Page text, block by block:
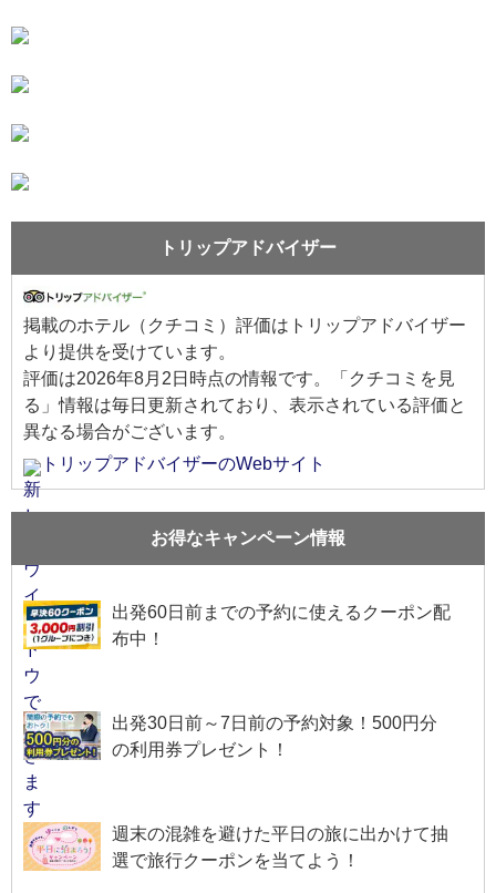
トリップアドバイザー
掲載のホテル（クチコミ）評価はトリップアドバイザー
より提供を受けています。
評価は2026年8月2日 時点の情報です。「クチコミを見
る」情報は毎日更新されており、表示されている評価と
異なる場合がございます。
トリップアドバイザーのWebサイト
お得なキャンペーン情報
出発60日前までの予約に使えるクーポン配
布中！
出発30日前～7日前の予約対象！500円分
の利用券プレゼント！
週末の混雑を避けた平日の旅に出かけて抽
選で旅行クーポンを当てよう！